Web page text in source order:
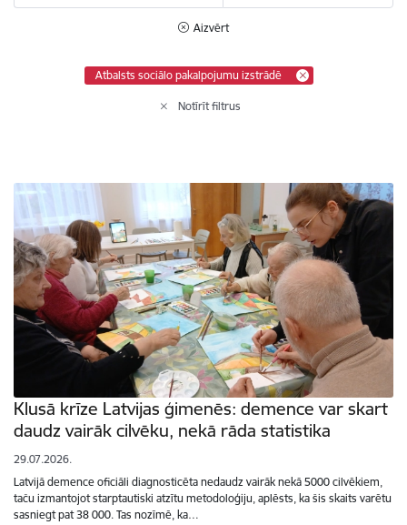
Aizvērt
Atbalsts sociālo pakalpojumu izstrādē
Notīrīt filtrus
Klusā krīze Latvijas ģimenēs: demence var skart
daudz vairāk cilvēku, nekā rāda statistika
29.07.2026.
Latvijā demence oficiāli diagnosticēta nedaudz vairāk nekā 5000 cilvēkiem,
taču izmantojot starptautiski atzītu metodoloģiju, aplēsts, ka šis skaits varētu
sasniegt pat 38 000. Tas nozīmē, ka…